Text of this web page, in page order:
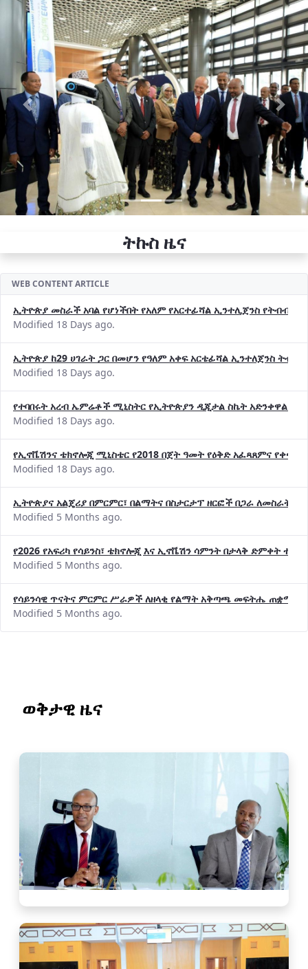
Previous Next
ትኩስ ዜና
WEB CONTENT ARTICLE
ኢትዮጵያ መስራች አባል የሆነችበት የአለም የአርተፊሻል ኢንተሊጀንስ የትብብር
Modified 18 Days ago.
ኢትዮጵያ ከ29 ሀገራት ጋር በመሆን የዓለም አቀፍ አርቴፊሻል ኢንተለጀንስ
Modified 18 Days ago.
የተባበሩት አረብ ኤምሬቶች ሚኒስትር የኢትዮጵያን ዲጂታል ስኬት አድንቀዋል
Modified 18 Days ago.
የኢኖቬሽንና ቴክኖሎጂ ሚኒስቴር የ2018 በጀት ዓመት የዕቅድ አፈጻጸምና
Modified 18 Days ago.
ኢትዮጵያና አልጄሪያ በምርምር፣ በልማትና በስታርታፕ ዘርፎች በጋራ ለመስራት
Modified 5 Months ago.
የ2026 የአፍሪካ የሳይንስ፣ ቴክኖሎጂ እና ኢኖቬሽን ሳምንት በታላቅ ድምቀት
Modified 5 Months ago.
የሳይንሳዊ ጥናትና ምርምር ሥራዎች ለዘላቂ የልማት አቅጣጫ መፍትሔ ጠቋሚ
Modified 5 Months ago.
ወቅታዊ ዜና